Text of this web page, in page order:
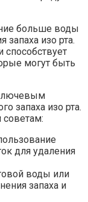
больше воды
запаха изо рта.
способствует
могут быть
запаха изо рта.
для удаления
воды или
запаха и